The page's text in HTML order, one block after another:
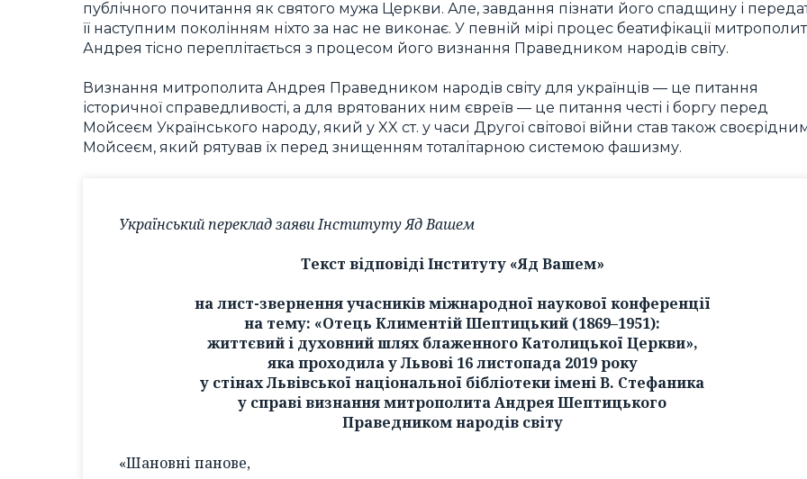
публічного почитання як святого мужа Церкви. Але, завдання пізнати його спадщину і
її наступним поколінням ніхто за нас не виконає. У певній мірі процес беатифікації
Андрея тісно переплітається з процесом його визнання Праведником народів світу.
Визнання митрополита Андрея Праведником народів світу для українців — це питання
історичної справедливості, а для врятованих ним євреїв — це питання честі і боргу перед
Мойсеєм Українського народу, який у XX ст. у часи Другої світової війни став також
Мойсеєм, який рятував їх перед знищенням тоталітарною системою фашизму.
Український переклад заяви Інституту Яд Вашем
Текст відповіді Інституту «Яд Вашем»
на лист-звернення учасників міжнародної наукової конференції
на тему: «Отець Климентій Шептицький (1869–1951):
життєвий і духовний шлях блаженного Католицької Церкви»,
яка проходила у Львові 16 листопада 2019 року
у стінах Львівської національної бібліотеки імені В. Стефаника
у справі визнання митрополита Андрея Шептицького
Праведником народів світу
«Шановні панове,